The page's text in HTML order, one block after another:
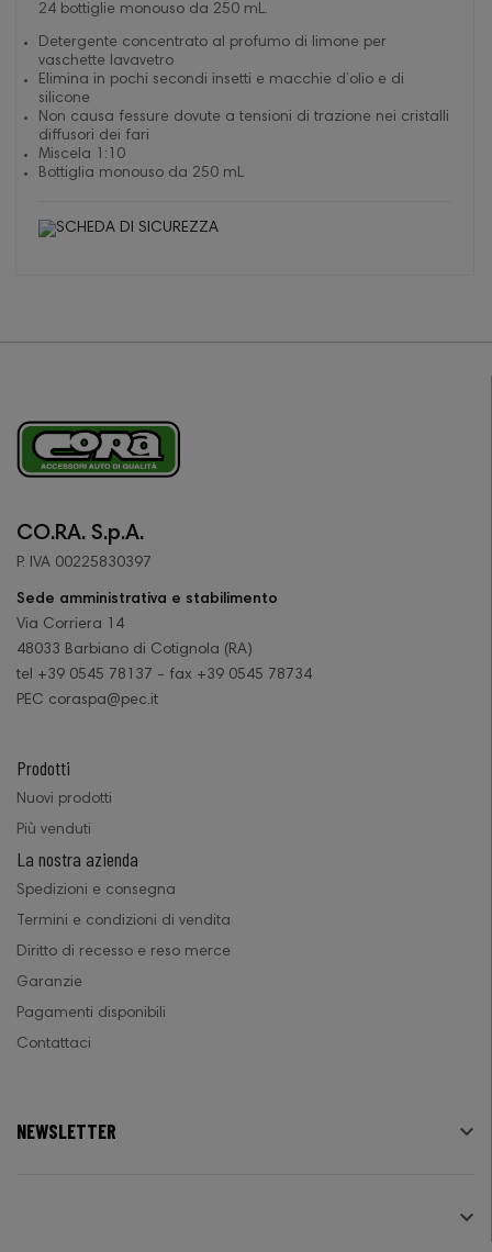
24 bottiglie monouso da 250 mL.
Detergente concentrato al profumo di limone per
vaschette lavavetro
Elimina in pochi secondi insetti e macchie d’olio e di
silicone
Non causa fessure dovute a tensioni di trazione nei cristalli
diffusori dei fari
Miscela 1:10
Bottiglia monouso da 250 mL
CO.RA. S.p.A.
P. IVA 00225830397
Sede amministrativa e stabilimento
Via Corriera 14
48033 Barbiano di Cotignola (RA)
tel +39 0545 78137 - fax +39 0545 78734
PEC coraspa@pec.it
Prodotti
Nuovi prodotti
Più venduti
La nostra azienda
Spedizioni e consegna
Termini e condizioni di vendita
Diritto di recesso e reso merce
Garanzie
Pagamenti disponibili
Contattaci
NEWSLETTER 
